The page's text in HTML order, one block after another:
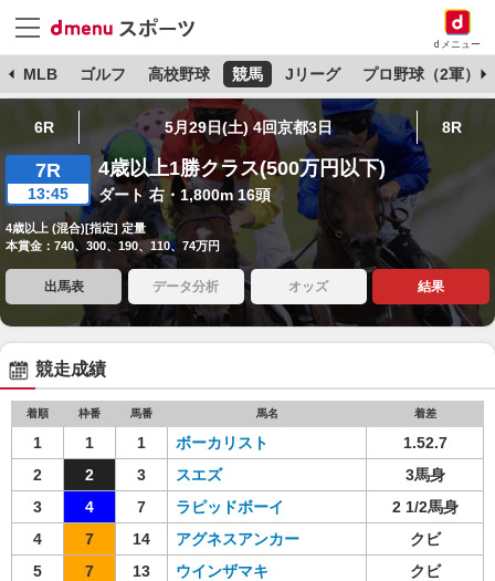
dメニュー
MLB ゴルフ 高校野球 競馬 Jリーグ プロ野球（2軍）
6R 5月29日(土) 4回京都3日 8R
7R
13:45
4歳以上1勝クラス(500万円以下)
ダート 右・1,800m 16頭
4歳以上 (混合)[指定] 定量
本賞金：740、300、190、110、74万円
出馬表 データ分析 オッズ 結果
競走成績
着順 枠番 馬番 馬名 着差
1 1 1 ボーカリスト
1.52.7
2
2 3 スエズ
3馬身
3
4 7 ラピッドボーイ
2 1/2馬身
4
7 14 アグネスアンカー
クビ
5
7 13 ウインザマキ
クビ